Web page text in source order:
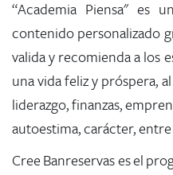
“Academia Piensa" es
contenido personalizado
valida y recomienda a los
una vida feliz y próspera,
liderazgo, finanzas,
autoestima, carácter,
Cree Banreservas es el